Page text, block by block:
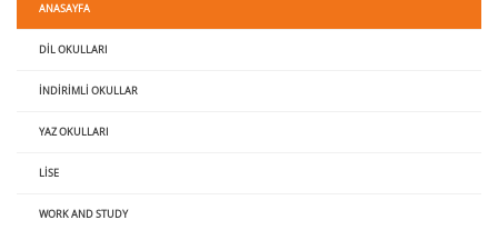
ANASAYFA
DIL OKULLARI
İNDIRIMLI OKULLAR
YAZ OKULLARI
LISE
WORK AND STUDY